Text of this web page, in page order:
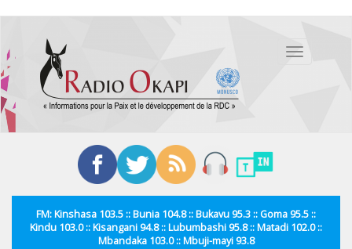
contenu
principal
Toggle
FM: Kinshasa 103.5 :: Bunia 104.8 :: Bukavu 95.3 :: Goma 95.5 ::
Kindu 103.0 :: Kisangani 94.8 :: Lubumbashi 95.8 :: Matadi 102.0 ::
Mbandaka 103.0 :: Mbuji-mayi 93.8